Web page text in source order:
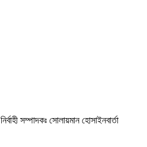
নির্বাহী সম্পাদকঃ সোলায়মান হোসাইনবার্তা